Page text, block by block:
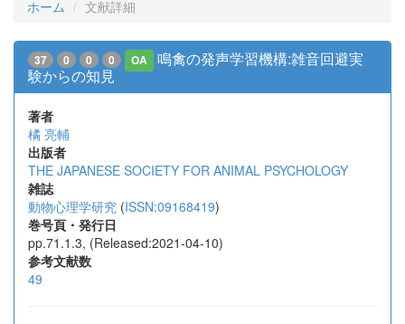
ホーム 文献詳細
37 0 0 0 OA
鳴禽の発声学習機構:雑音回避実
験からの知見
著者
橘 亮輔
出版者
THE JAPANESE SOCIETY FOR ANIMAL PSYCHOLOGY
雑誌
動物心理学研究 (ISSN:09168419)
巻号頁・発行日
pp.71.1.3, (Released:2021-04-10)
参考文献数
49